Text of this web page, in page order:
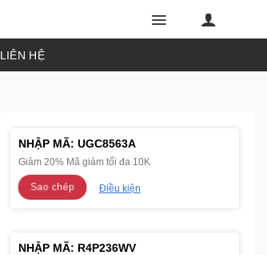
LIÊN HỆ
NHẬP MÃ: UGC8563A
Giảm 20% Mã giảm tối đa 10K
Sao chép Điều kiện
NHẬP MÃ: R4P236WV